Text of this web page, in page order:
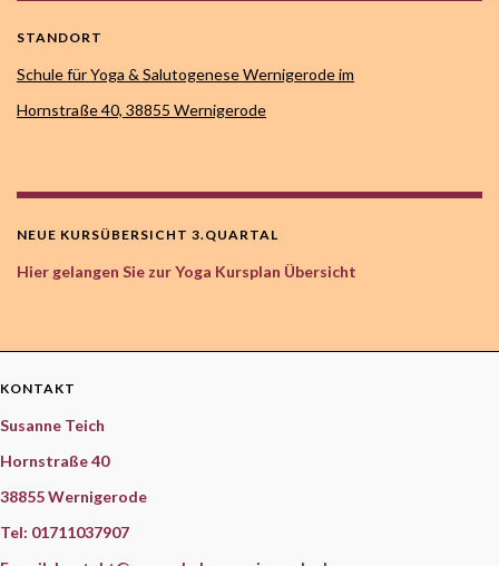
STANDORT
Schule für Yoga & Salutogenese Wernigerode im
Hornstraße 40, 38855 Wernigerode
NEUE KURSÜBERSICHT 3.QUARTAL
Hier gelangen Sie zur Yoga Kursplan Übersicht
KONTAKT
Susanne Teich
Hornstraße 40
38855 Wernigerode
Tel: 01711037907